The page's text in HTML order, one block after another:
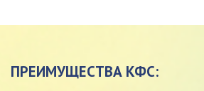
ПРЕИМУЩЕСТВА КФС: